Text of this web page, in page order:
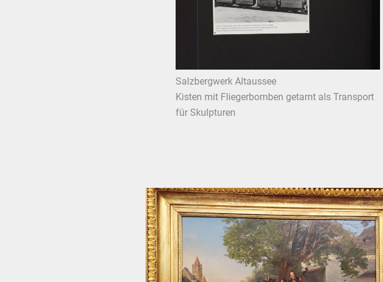
Salzbergwerk Altaussee
Kisten mit Fliegerbomben getarnt als Transport
für Skulpturen